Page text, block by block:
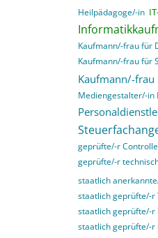
Heilpädagoge/-in
Kaufmann/-frau für
Kaufmann/-frau für
Kaufmann/-frau
Mediengestalter/-in
geprüfte/-r
geprüfte/-r
staatlich
staatlich geprüfte/-r
staatlich geprüfte/-r
staatlich geprüfte/-r